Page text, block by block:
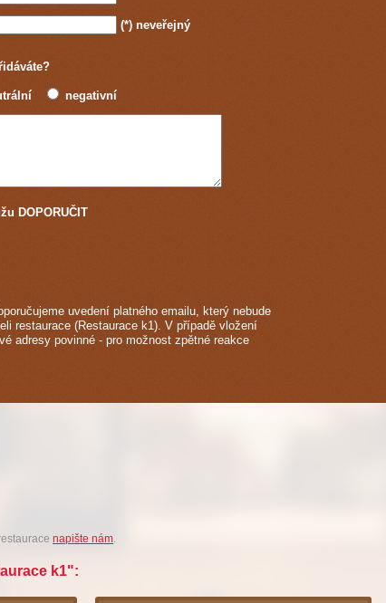
(*) neveřejný
negativní
DOPORUČIT
uvedení platného emailu, který nebude
restaurace (Restaurace k1). V případě vložení
adresy povinné - pro možnost zpětné reakce
napište nám.
k1":